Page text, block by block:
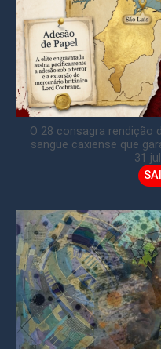
O 28 consagra rendição
sangue caxiense que
31